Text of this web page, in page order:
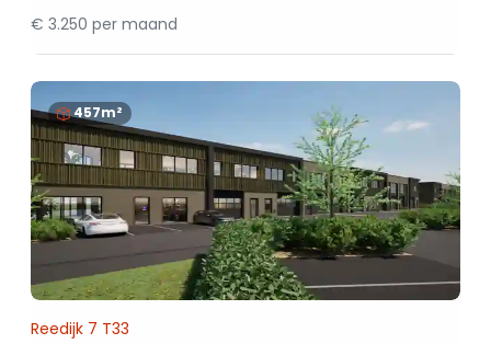
€ 3.250 per maand
457m²
Reedijk 7 T33